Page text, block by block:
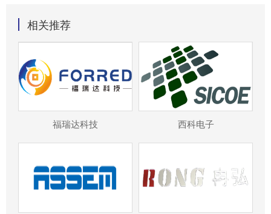
相关推荐
福瑞达科技 西科电子